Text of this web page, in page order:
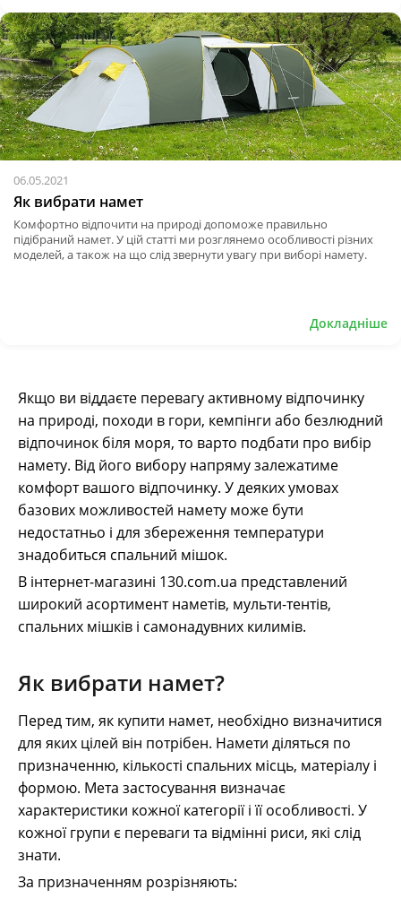
06.05.2021
Як вибрати намет
Комфортно відпочити на природі допоможе правильно
підібраний намет. У цій статті ми розглянемо особливості різних
моделей, а також на що слід звернути увагу при виборі намету.
Докладніше
Якщо ви віддаєте перевагу активному відпочинку
на природі, походи в гори, кемпінги або безлюдний
відпочинок біля моря, то варто подбати про вибір
намету. Від його вибору напряму залежатиме
комфорт вашого відпочинку. У деяких умовах
базових можливостей намету може бути
недостатньо і для збереження температури
знадобиться спальний мішок.
В інтернет-магазині 130.com.ua представлений
широкий асортимент наметів, мульти-тентів,
спальних мішків і самонадувних килимів.
Як вибрати намет?
Перед тим, як купити намет, необхідно визначитися
для яких цілей він потрібен. Намети діляться по
призначенню, кількості спальних місць, матеріалу і
формою. Мета застосування визначає
характеристики кожної категорії і її особливості. У
кожної групи є переваги та відмінні риси, які слід
знати.
За призначенням розрізняють: